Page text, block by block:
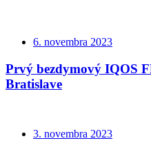
6. novembra 2023
Prvý bezdymový IQOS
Bratislave
3. novembra 2023